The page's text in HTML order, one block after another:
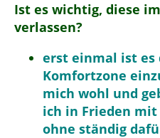
Ist es wichtig, diese
verlassen?
erst einmal ist es
Komfortzone
mich wohl und
ich in Frieden mit
ohne ständig